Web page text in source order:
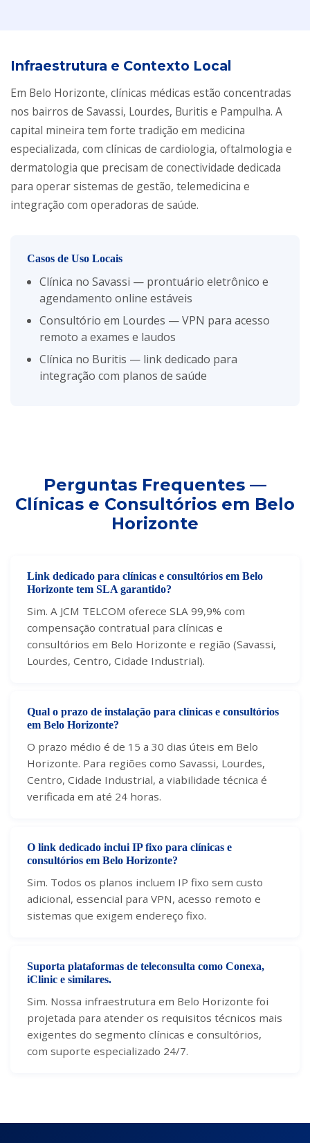
Infraestrutura e Contexto Local
Em Belo Horizonte, clínicas médicas estão concentradas
nos bairros de Savassi, Lourdes, Buritis e Pampulha. A
capital mineira tem forte tradição em medicina
especializada, com clínicas de cardiologia, oftalmologia e
dermatologia que precisam de conectividade dedicada
para operar sistemas de gestão, telemedicina e
integração com operadoras de saúde.
Casos de Uso Locais
Clínica no Savassi — prontuário eletrônico e
agendamento online estáveis
Consultório em Lourdes — VPN para acesso
remoto a exames e laudos
Clínica no Buritis — link dedicado para
integração com planos de saúde
Perguntas Frequentes —
Clínicas e Consultórios em Belo
Horizonte
Link dedicado para clínicas e consultórios em Belo
Horizonte tem SLA garantido?
Sim. A JCM TELCOM oferece SLA 99,9% com
compensação contratual para clínicas e
consultórios em Belo Horizonte e região (Savassi,
Lourdes, Centro, Cidade Industrial).
Qual o prazo de instalação para clínicas e consultórios
em Belo Horizonte?
O prazo médio é de 15 a 30 dias úteis em Belo
Horizonte. Para regiões como Savassi, Lourdes,
Centro, Cidade Industrial, a viabilidade técnica é
verificada em até 24 horas.
O link dedicado inclui IP fixo para clínicas e
consultórios em Belo Horizonte?
Sim. Todos os planos incluem IP fixo sem custo
adicional, essencial para VPN, acesso remoto e
sistemas que exigem endereço fixo.
Suporta plataformas de teleconsulta como Conexa,
iClinic e similares.
Sim. Nossa infraestrutura em Belo Horizonte foi
projetada para atender os requisitos técnicos mais
exigentes do segmento clínicas e consultórios,
com suporte especializado 24/7.